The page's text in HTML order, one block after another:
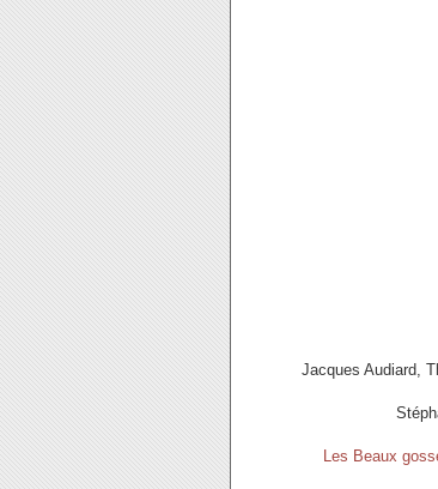
Jacques Audiard,
Les Beaux